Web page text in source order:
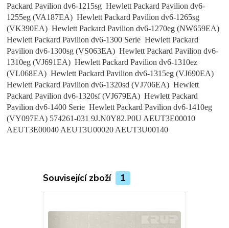
Packard Pavilion dv6-1215sg Hewlett Packard Pavilion dv6-
1255eg (VA187EA) Hewlett Packard Pavilion dv6-1265sg
(VK390EA) Hewlett Packard Pavilion dv6-1270eg (NW659EA)
Hewlett Packard Pavilion dv6-1300 Serie Hewlett Packard
Pavilion dv6-1300sg (VS063EA) Hewlett Packard Pavilion dv6-
1310eg (VJ691EA) Hewlett Packard Pavilion dv6-1310ez
(VL068EA) Hewlett Packard Pavilion dv6-1315eg (VJ690EA)
Hewlett Packard Pavilion dv6-1320sd (VJ706EA) Hewlett
Packard Pavilion dv6-1320sf (VJ679EA) Hewlett Packard
Pavilion dv6-1400 Serie Hewlett Packard Pavilion dv6-1410eg
(VY097EA) 574261-031 9J.N0Y82.P0U AEUT3E00010
AEUT3E00040 AEUT3U00020 AEUT3U00140
Související zboží 1